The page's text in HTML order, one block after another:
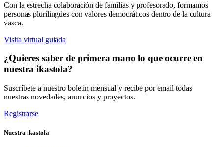
Con la estrecha colaboración de familias y profesorado, formamos
personas plurilingües con valores democráticos dentro de la cultura
vasca.
Visita virtual guiada
¿Quieres saber de primera mano lo que ocurre en
nuestra ikastola?
Suscríbete a nuestro boletín mensual y recibe por email todas
nuestras novedades, anuncios y proyectos.
Registrarse
Nuestra ikastola